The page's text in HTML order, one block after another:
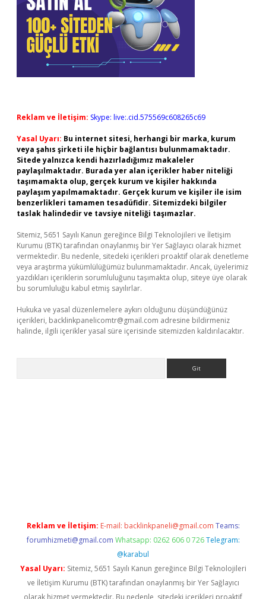
Reklam ve İletişim: Skype: live:.cid.575569c608265c69
Yasal Uyarı: Bu internet sitesi, herhangi bir marka, kurum
veya şahıs şirketi ile hiçbir bağlantısı bulunmamaktadır.
Sitede yalnızca kendi hazırladığımız makaleler
paylaşılmaktadır. Burada yer alan içerikler haber niteliği
taşımamakta olup, gerçek kurum ve kişiler hakkında
paylaşım yapılmamaktadır. Gerçek kurum ve kişiler ile isim
benzerlikleri tamamen tesadüfidir. Sitemizdeki bilgiler
taslak halindedir ve tavsiye niteliği taşımazlar.
Sitemiz, 5651 Sayılı Kanun gereğince Bilgi Teknolojileri ve İletişim
Kurumu (BTK) tarafından onaylanmış bir Yer Sağlayıcı olarak hizmet
vermektedir. Bu nedenle, sitedeki içerikleri proaktif olarak denetleme
veya araştırma yükümlülüğümüz bulunmamaktadır. Ancak, üyelerimiz
yazdıkları içeriklerin sorumluluğunu taşımakta olup, siteye üye olarak
bu sorumluluğu kabul etmiş sayılırlar.
Hukuka ve yasal düzenlemelere aykırı olduğunu düşündüğünüz
içerikleri, backlinkpanelicomtr@gmail.com adresine bildirmeniz
halinde, ilgili içerikler yasal süre içerisinde sitemizden kaldırılacaktır.
Reklam ve İletişim: E-mail: backlinkpaneli@gmail.com Teams:
forumhizmeti@gmail.com Whatsapp: 0262 606 0 726 Telegram:
@karabul
Yasal Uyarı: Sitemiz, 5651 Sayılı Kanun gereğince Bilgi Teknolojileri
ve İletişim Kurumu (BTK) tarafından onaylanmış bir Yer Sağlayıcı
olarak hizmet vermektedir. Bu nedenle, sitedeki içerikleri proaktif